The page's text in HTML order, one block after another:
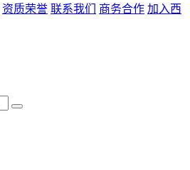
资质荣誉 联系我们 商务合作 加入西